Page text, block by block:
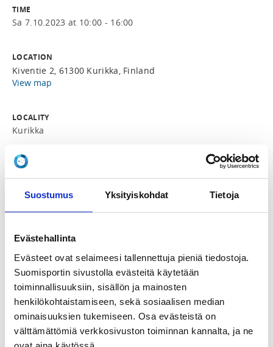
Suostumus Yksityiskohdat Tietoja
Evästehallinta
Evästeet ovat selaimeesi tallennettuja pieniä tiedostoja.
Suomisportin sivustolla evästeitä käytetään
toiminnallisuuksiin, sisällön ja mainosten
henkilökohtaistamiseen, sekä sosiaalisen median
ominaisuuksien tukemiseen. Osa evästeistä on
välttämättömiä verkkosivuston toiminnan kannalta, ja ne
TIME
Sa 7.10.2023 at 10:00 - 16:00
LOCATION
Kiventie 2, 61300 Kurikka, Finland
View map
LOCALITY
Kurikka
SPORTS
Painonnosto
REGISTRATION PERIOD
PRICE
Osallistumismaksu 30,00 €
ADDITIONAL INFORMATION
Tomi Palomäki
tomi.palomaki@kurikanpunttiklubi.fi